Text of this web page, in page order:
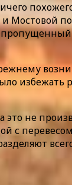
Мостовой
избежать
не
с